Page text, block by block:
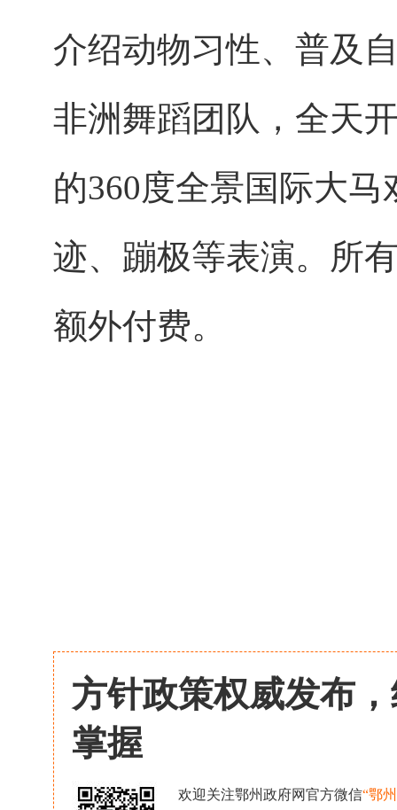
介绍动物习性、普及
非洲舞蹈团队，全天
的360度全景国际大
迹、蹦极等表演。所
额外付费。
方针政策权威发布
掌握
欢迎关注鄂州政府网官方微信“鄂